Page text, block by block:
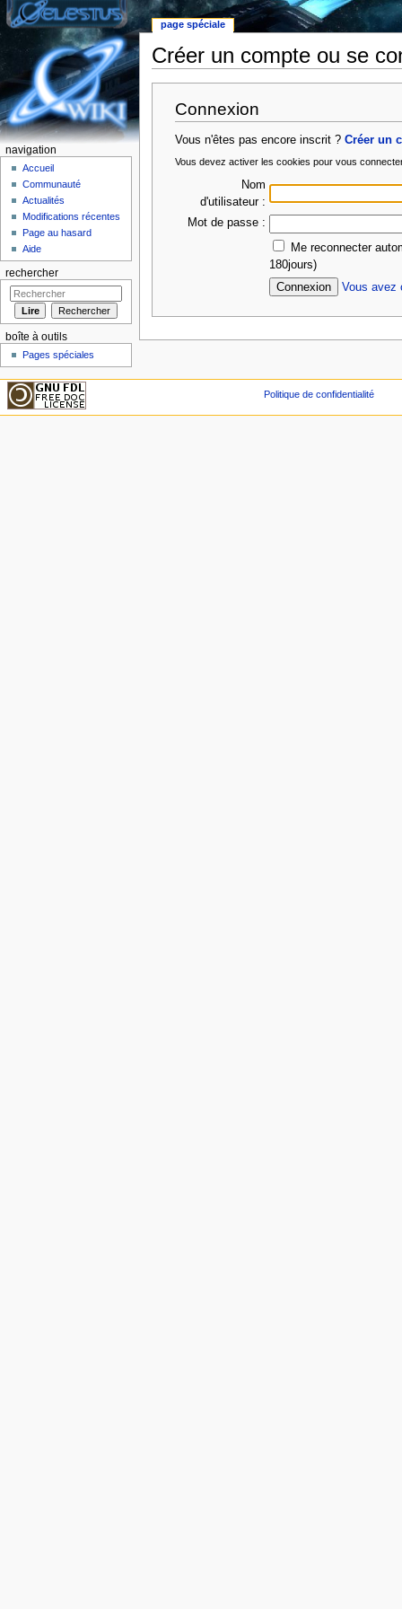
Créer un compte ou se
Connexion
Vous n'êtes pas encore inscrit ?Créer un
Vous devez activer les cookies pour vous
Nom
d'utilisateur :
Mot de passe :
Me reconnecter
180jours)
Vous avez
page spéciale
navigation
Accueil
Communauté
Actualités
Modifications récentes
Page au hasard
Aide
rechercher
boîte à outils
Pages spéciales
Politique de confidentialité